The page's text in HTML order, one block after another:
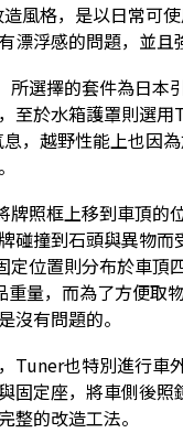
風格，是以日常可
浮感的問題，並且
選擇的套件為日本
於水箱護罩則選用
，越野性能上也因
照框上移到車頂的
撞到石頭與異物而
位置則分布於車
量，而為了方便取
沒有問題的。
Tuner也特別進行車
固定座，將車側後
整的改造工法。